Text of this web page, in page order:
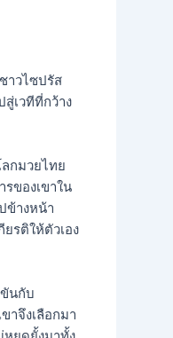
าวไซปรัส
วทีที่กว้าง
กมวยไทย
ของเขาใน
ข้างหน้า
รติให้ตัวเอง
นกับ
าจึงเลือกมา